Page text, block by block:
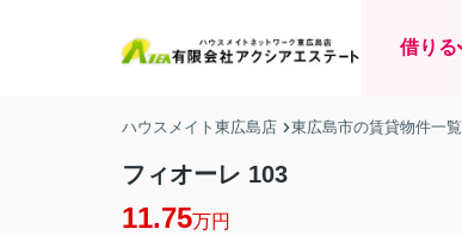
借りる
ハウスメイト東広島店 東広島市の賃貸物件一覧
フィオーレ 103
11.75万円